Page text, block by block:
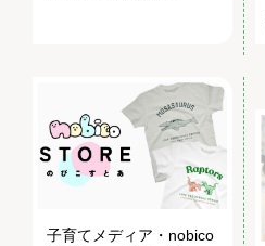
子育てメディア・nobico